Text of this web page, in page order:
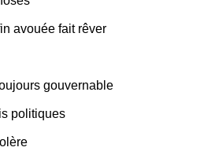
avouée fait rêver
gouvernable
politiques